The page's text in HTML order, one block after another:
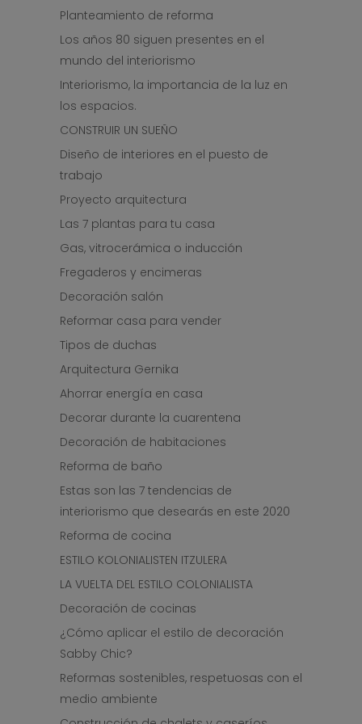
Planteamiento de reforma
Los años 80 siguen presentes en el
mundo del interiorismo
Interiorismo, la importancia de la luz en
los espacios.
CONSTRUIR UN SUEÑO
Diseño de interiores en el puesto de
trabajo
Proyecto arquitectura
Las 7 plantas para tu casa
Gas, vitrocerámica o inducción
Fregaderos y encimeras
Decoración salón
Reformar casa para vender
Tipos de duchas
Arquitectura Gernika
Ahorrar energía en casa
Decorar durante la cuarentena
Decoración de habitaciones
Reforma de baño
Estas son las 7 tendencias de
interiorismo que desearás en este 2020
Reforma de cocina
ESTILO KOLONIALISTEN ITZULERA
LA VUELTA DEL ESTILO COLONIALISTA
Decoración de cocinas
¿Cómo aplicar el estilo de decoración
Sabby Chic?
Reformas sostenibles, respetuosas con el
medio ambiente